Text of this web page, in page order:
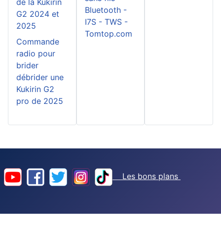
de la Kukirin
G2 2024 et
2025
Commande
radio pour
brider
débrider une
Kukirin G2
pro de 2025
Bluetooth -
I7S - TWS -
Tomtop.com
Les bons plans